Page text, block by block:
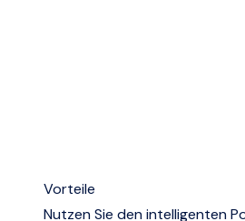
Vorteile
Nutzen Sie den intelligenten